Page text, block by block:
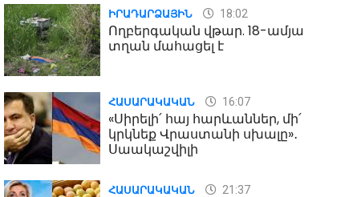
ԻՐԱԴԱՐՁԱՅԻՆ 18:02
Ողբերգական վթար. 18-ամյա
տղան մահացել է
ՀԱՍԱՐԱԿԱԿԱՆ 16:07
«Սիրելի՛ հայ հարևաններ, մի՛
կրկնեք Վրաստանի սխալը»․
Սաակաշվիլի
ՀԱՍԱՐԱԿԱԿԱՆ 21:37